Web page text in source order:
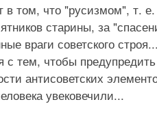
в том, что "русизмом", т.
старины, за
враги советского
тем, чтобы
антисоветских
увековечили...